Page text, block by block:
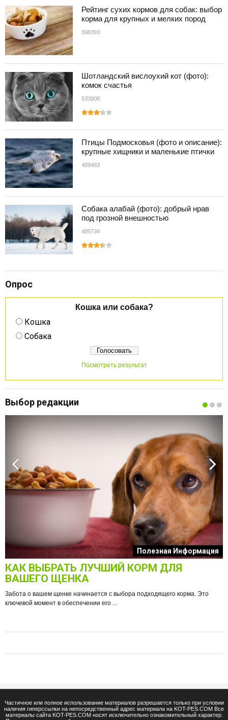
Рейтинг сухих кормов для собак: выбор
корма для крупных и мелких пород
598393
Шотландский вислоухий кот (фото):
комок счастья
533908
Птицы Подмосковья (фото и описание):
крупные хищники и маленькие птички
489483
Собака алабай (фото): добрый нрав
под грозной внешностью
485734
Опрос
Кошка или собака?
Кошка
Собака
Посмотреть результат
Выбор редакции
Полезная Информация
КАК ВЫБРАТЬ ЛУЧШИЙ КОРМ ДЛЯ
ВАШЕГО ЩЕНКА
Забота о вашем щенке начинается с выбора подходящего корма. Это
ключевой момент в обеспечении его ...
Частичное или полное использование материалов разрешается только при условии
наличия гиперссылки на непосредственный адрес материала на KOT-PES.COM Все
материалы сайта KOT-PES.COM носят исключительно ознакомительный характер.